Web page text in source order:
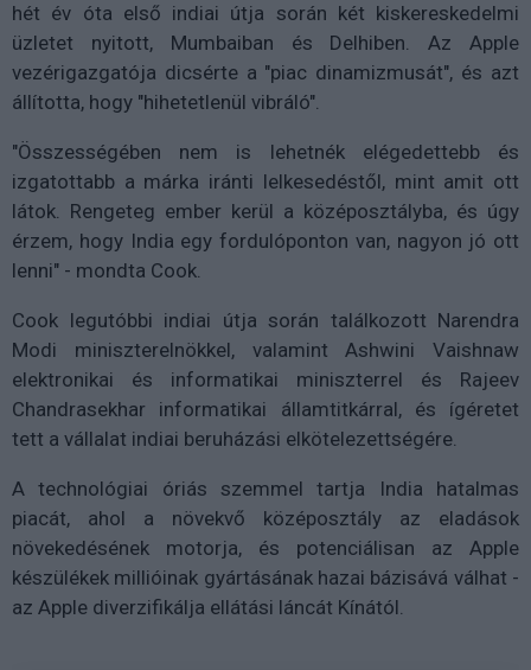
hét év óta első indiai útja során két kiskereskedelmi
üzletet nyitott, Mumbaiban és Delhiben. Az Apple
vezérigazgatója dicsérte a "piac dinamizmusát", és azt
állította, hogy "hihetetlenül vibráló".
"Összességében nem is lehetnék elégedettebb és
izgatottabb a márka iránti lelkesedéstől, mint amit ott
látok. Rengeteg ember kerül a középosztályba, és úgy
érzem, hogy India egy fordulóponton van, nagyon jó ott
lenni" - mondta Cook.
Cook legutóbbi indiai útja során találkozott Narendra
Modi miniszterelnökkel, valamint Ashwini Vaishnaw
elektronikai és informatikai miniszterrel és Rajeev
Chandrasekhar informatikai államtitkárral, és ígéretet
tett a vállalat indiai beruházási elkötelezettségére.
A technológiai óriás szemmel tartja India hatalmas
piacát, ahol a növekvő középosztály az eladások
növekedésének motorja, és potenciálisan az Apple
készülékek millióinak gyártásának hazai bázisává válhat -
az Apple diverzifikálja ellátási láncát Kínától.